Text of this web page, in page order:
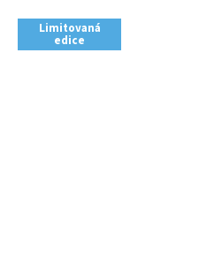
Limitovaná
edice